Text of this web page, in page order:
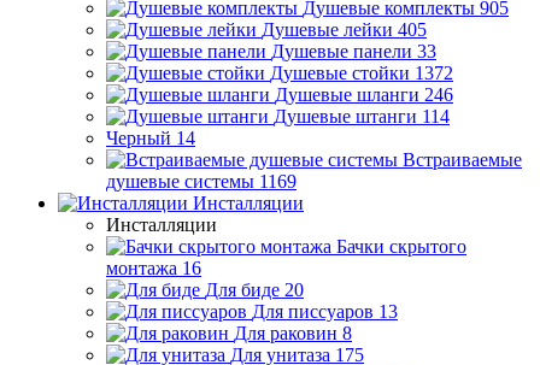
Душевые комплекты 905
Душевые лейки 405
Душевые панели 33
Душевые стойки 1372
Душевые шланги 246
Душевые штанги 114
Черный 14
Встраиваемые
душевые системы 1169
Инсталляции
Инсталляции
Бачки скрытого
монтажа 16
Для биде 20
Для писсуаров 13
Для раковин 8
Для унитаза 175